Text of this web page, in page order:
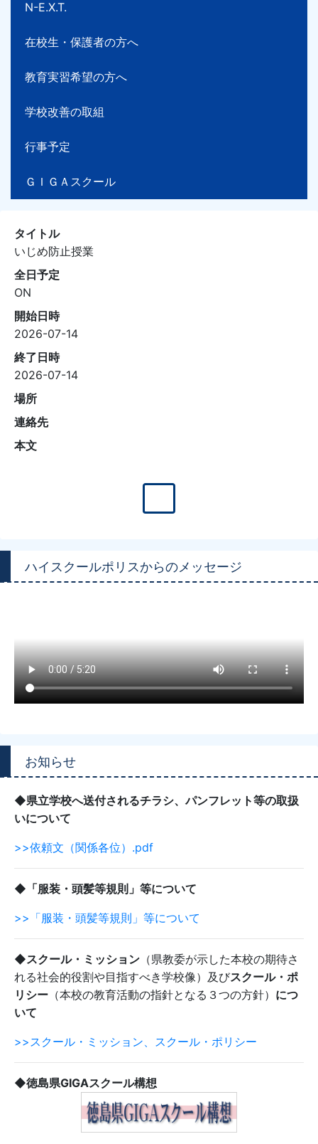
N-E.X.T.
在校生・保護者の方へ
教育実習希望の方へ
学校改善の取組
行事予定
ＧＩＧＡスクール
タイトル
いじめ防止授業
全日予定
ON
開始日時
2026-07-14
終了日時
2026-07-14
場所
連絡先
本文
ハイスクールポリスからのメッセージ
お知らせ
◆県立学校へ送付されるチラシ、パンフレット等の取扱
いについて
>>依頼文（関係各位）.pdf
◆「服装・頭髪等規則」等について
>>「服装・頭髪等規則」等について
◆スクール・ミッション （県教委が示した本校の期待さ
れる社会的役割や目指すべき学校像）及びスクール・ポ
リシー （本校の教育活動の指針となる３つの方針） につ
いて
>>スクール・ミッション、スクール・ポリシー
◆徳島県GIGAスクール構想